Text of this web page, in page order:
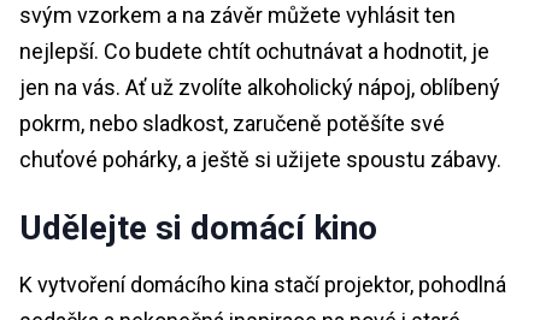
svým vzorkem a na závěr můžete vyhlásit ten
nejlepší. Co budete chtít ochutnávat a hodnotit, je
jen na vás. Ať už zvolíte alkoholický nápoj, oblíbený
pokrm, nebo sladkost, zaručeně potěšíte své
chuťové pohárky, a ještě si užijete spoustu zábavy.
Udělejte si domácí kino
K vytvoření domácího kina stačí projektor, pohodlná